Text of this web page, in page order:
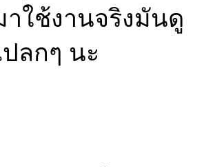
าใช้งานจริงมันดู
ลกๆ นะ